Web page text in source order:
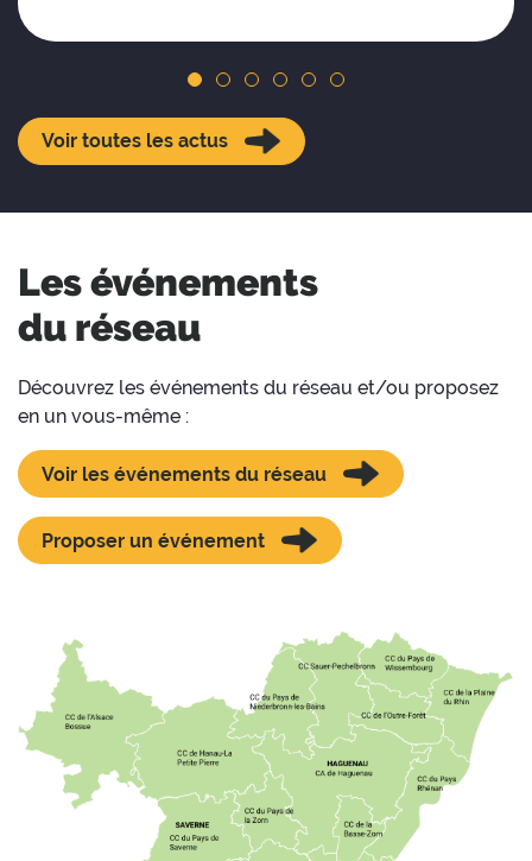
Voir toutes les actus
Les événements
du réseau
Découvrez les événements du réseau et/ou proposez
en un vous-même :
Voir les événements du réseau
Proposer un événement